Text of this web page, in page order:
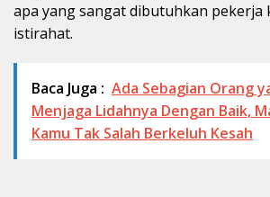
apa yang sangat dibutuhkan pekerja
istirahat.
Baca Juga : Ada Sebagian Orang
Menjaga Lidahnya Dengan Baik,
Kamu Tak Salah Berkeluh Kesah